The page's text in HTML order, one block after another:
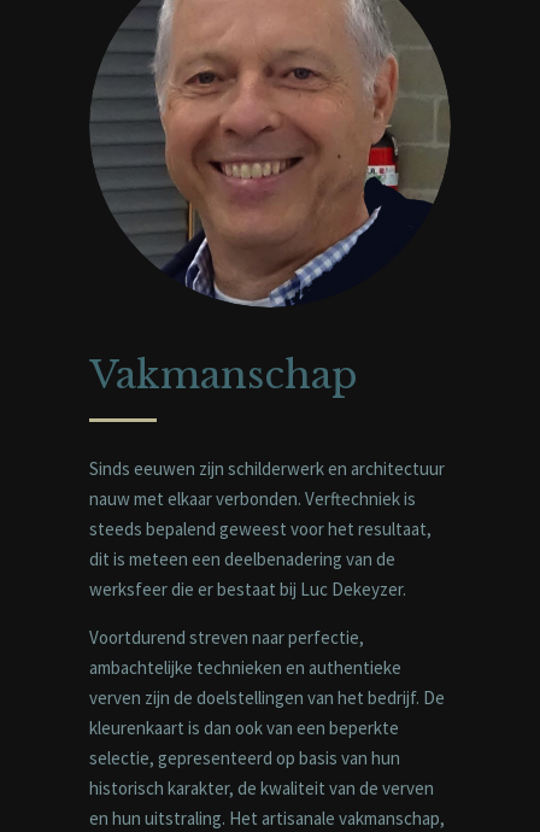
Vakmanschap
Sinds eeuwen zijn schilderwerk en architectuur
nauw met elkaar verbonden. Verftechniek is
steeds bepalend geweest voor het resultaat,
dit is meteen een deelbenadering van de
werksfeer die er bestaat bij Luc Dekeyzer.
Voortdurend streven naar perfectie,
ambachtelijke technieken en authentieke
verven zijn de doelstellingen van het bedrijf. De
kleurenkaart is dan ook van een beperkte
selectie, gepresenteerd op basis van hun
historisch karakter, de kwaliteit van de verven
en hun uitstraling. Het artisanale vakmanschap,